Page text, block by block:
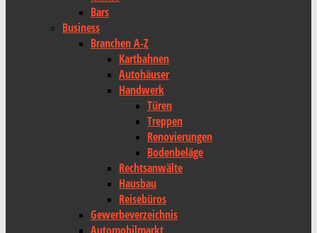
Bars
Business
Branchen A-Z
Kartbahnen
Autohäuser
Handwerk
Türen
Treppen
Renovierungen
Bodenbeläge
Rechtsanwälte
Hausbau
Reisebüros
Gewerbeverzeichnis